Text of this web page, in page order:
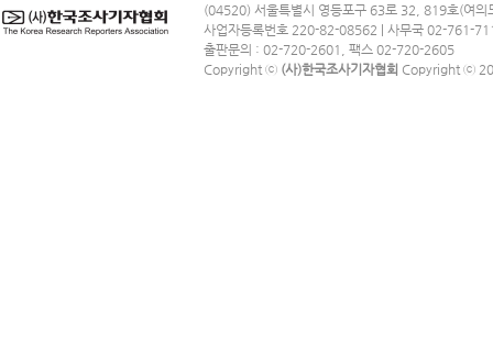
(04520) 서울특별시 영등포구 63로 32, 819호(여의
사업자등록번호 220-82-08562 | 사무국 02-761-
출판문의 : 02-720-2601, 팩스 02-720-2605
Copyright ⓒ (사)한국조사기자협회 Copyright ⓒ